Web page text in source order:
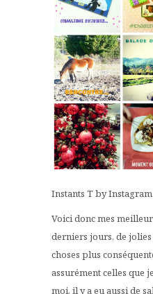
Instants T by Instagram
Voici donc mes
derniers jours, de jolies
choses plus
assurément celles que
moi, il y a eu aussi de